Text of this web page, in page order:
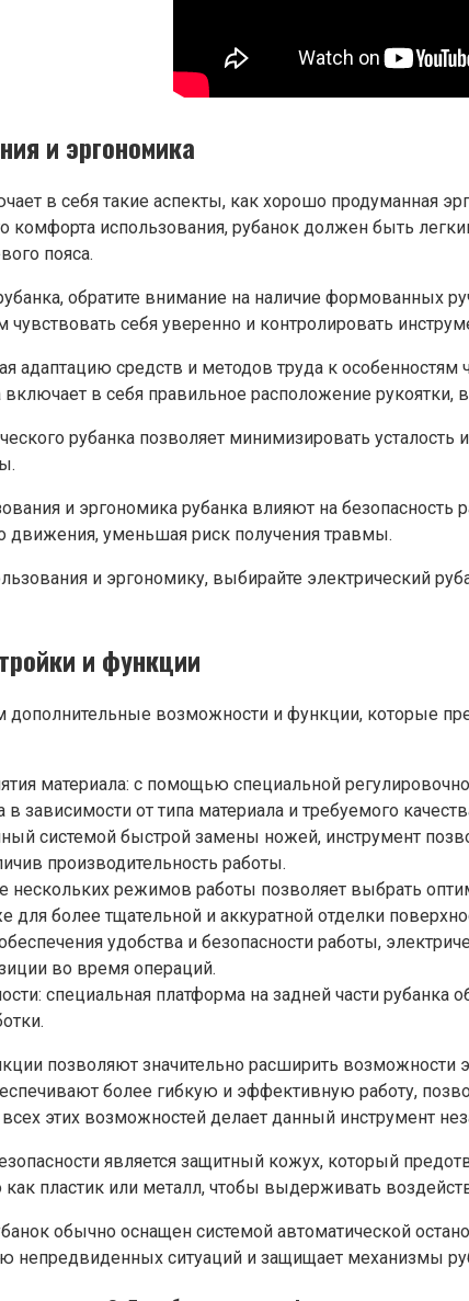
и эргономика
в себя такие аспекты, как хорошо продуманная
комфорта использования, рубанок должен быть
пояса.
обратите внимание на наличие формованных
себя уверенно и контролировать
адаптацию средств и методов труда к
в себя правильное расположение
рубанка позволяет минимизировать
и эргономика рубанка влияют на
движения, уменьшая риск получения травмы.
и эргономику, выбирайте электрический
и функции
дополнительные возможности и функции, которые
материала: с помощью специальной
в зависимости от типа материала и требуемого
системой быстрой замены ножей, инструмент
производительность работы.
режимов работы позволяет выбрать
для более тщательной и аккуратной отделки
удобства и безопасности работы,
во время операций.
специальная платформа на задней части рубанка
позволяют значительно расширить возможности
более гибкую и эффективную работу,
всех этих возможностей делает данный инструмент
является защитный кожух, который
как пластик или металл, чтобы выдерживать
обычно оснащен системой автоматической
непредвиденных ситуаций и защищает механизмы